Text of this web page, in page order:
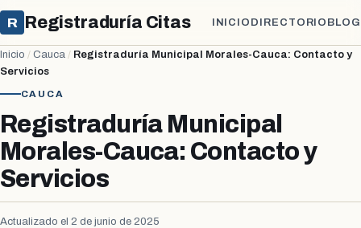
R Registraduría Citas INICIO DIRECTORIO BLOG
Inicio / Cauca / Registraduría Municipal Morales-Cauca: Contacto y
Servicios
CAUCA
Registraduría Municipal
Morales-Cauca: Contacto y
Servicios
Actualizado el 2 de junio de 2025